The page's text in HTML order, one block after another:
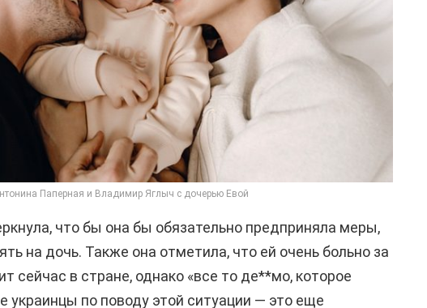
Паперная и Владимир Яглыч с дочерью Евой
что бы она бы обязательно предприняла меры,
на дочь. Также она отметила, что ей очень больно за
сейчас в стране, однако «все то де**мо, которое
украинцы по поводу этой ситуации — это еще